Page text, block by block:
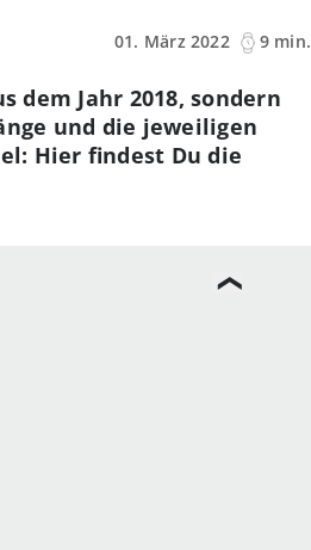
01. März 2022 9 min.
Jahr 2018, sondern
und die jeweiligen
Hier findest Du die